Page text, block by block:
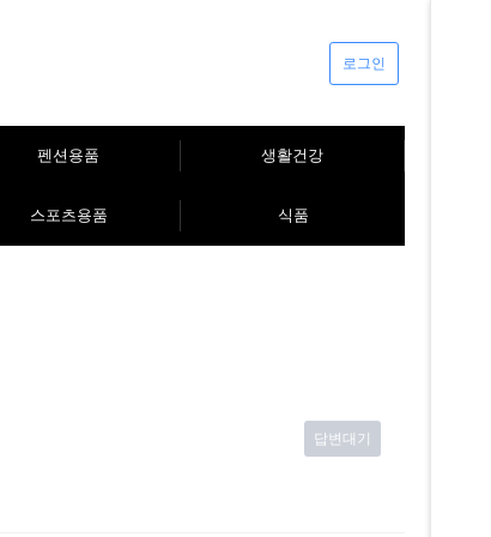
로그인
펜션용품 생활건강
스포츠용품 식품
답변대기